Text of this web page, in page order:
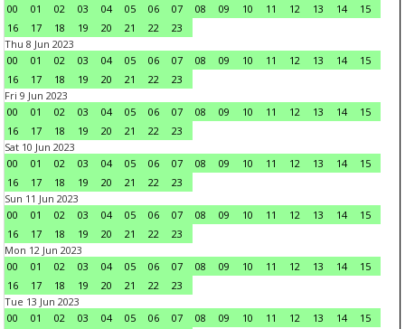
00
01 02 03 04 05 06 07 08 09 10 11 12 13 14
15
16
17 18 19 20 21 22
23
Thu 8 Jun 2023
00
01 02 03 04 05 06 07 08 09 10 11 12 13 14
15
16
17 18 19 20 21 22
23
Fri 9 Jun 2023
00
01 02 03 04 05 06 07 08 09 10 11 12 13 14
15
16
17 18 19 20 21 22
23
Sat 10 Jun 2023
00
01 02 03 04 05 06 07 08 09 10 11 12 13 14
15
16
17 18 19 20 21 22
23
Sun 11 Jun 2023
00
01 02 03 04 05 06 07 08 09 10 11 12 13 14
15
16
17 18 19 20 21 22
23
Mon 12 Jun 2023
00
01 02 03 04 05 06 07 08 09 10 11 12 13 14
15
16
17 18 19 20 21 22
23
Tue 13 Jun 2023
00
01 02 03 04 05 06 07 08 09 10 11 12 13 14
15